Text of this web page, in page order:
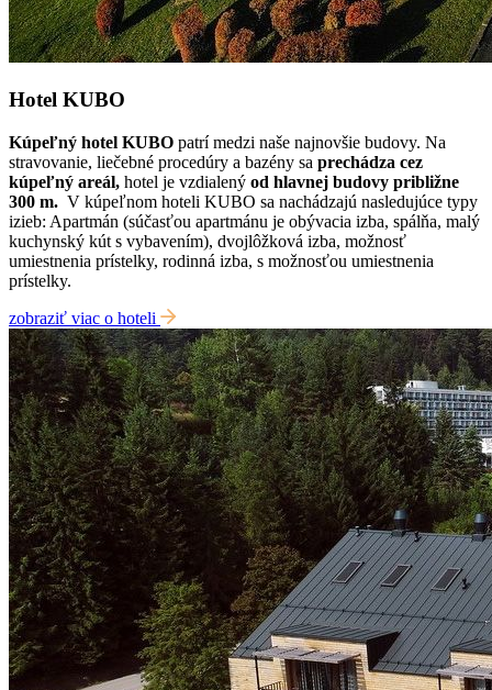
Hotel KUBO
Kúpeľný hotel KUBO patrí medzi naše najnovšie budovy. Na
stravovanie, liečebné procedúry a bazény sa prechádza cez
kúpeľný areál, hotel je vzdialený od hlavnej budovy približne
300 m. V kúpeľnom hoteli KUBO sa nachádzajú nasledujúce typy
izieb: Apartmán (súčasťou apartmánu je obývacia izba, spálňa, malý
kuchynský kút s vybavením), dvojlôžková izba, možnosť
umiestnenia prístelky, rodinná izba, s možnosťou umiestnenia
prístelky.
zobraziť viac o hoteli